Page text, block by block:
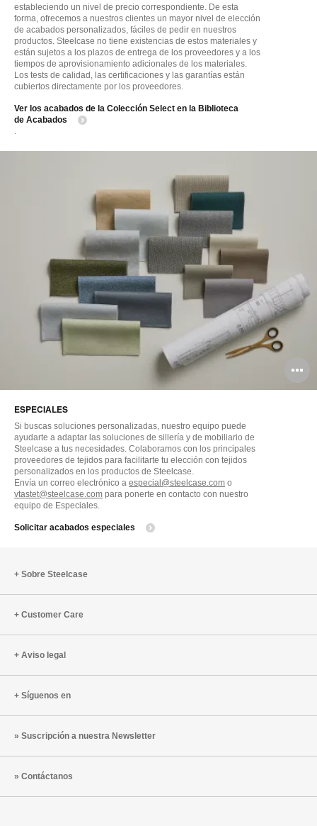
estableciendo un nivel de precio correspondiente. De esta
forma, ofrecemos a nuestros clientes un mayor nivel de elección
de acabados personalizados, fáciles de pedir en nuestros
productos. Steelcase no tiene existencias de estos materiales y
están sujetos a los plazos de entrega de los proveedores y a los
tiempos de aprovisionamiento adicionales de los materiales.
Los tests de calidad, las certificaciones y las garantías están
cubiertos directamente por los proveedores.
Ver los acabados de la Colección Select en la Biblioteca
de Acabados
.
ESPECIALES
Si buscas soluciones personalizadas, nuestro equipo puede
ayudarte a adaptar las soluciones de sillería y de mobiliario de
Steelcase a tus necesidades. Colaboramos con los principales
proveedores de tejidos para facilitarte tu elección con tejidos
personalizados en los productos de Steelcase.
Envía un correo electrónico a especial@steelcase.com o
vtastet@steelcase.com para ponerte en contacto con nuestro
equipo de Especiales.
Solicitar acabados especiales
Sobre Steelcase
Customer Care
Aviso legal
Síguenos en
Suscripción a nuestra Newsletter
Contáctanos